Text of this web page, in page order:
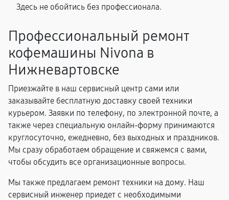
Здесь не обойтись без профессионала.
Профессиональный ремонт
кофемашины Nivona в
Нижневартовске
Приезжайте в наш сервисный центр сами или
заказывайте бесплатную доставку своей техники
курьером. Заявки по телефону, по электронной почте, а
также через специальную онлайн-форму принимаются
круглосуточно, ежедневно, без выходных и праздников.
Мы сразу обработаем обращение и свяжемся с вами,
чтобы обсудить все организационные вопросы.
Мы также предлагаем ремонт техники на дому. Наш
сервисный инженер приедет с необходимыми